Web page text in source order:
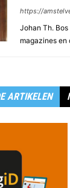
https://
Johan Th.
magazines en
ARTIKELEN